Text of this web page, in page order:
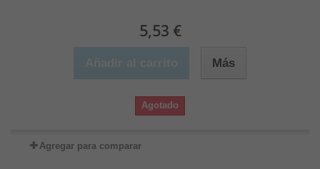
5,53 €
Más
Agotado
Agregar para comparar